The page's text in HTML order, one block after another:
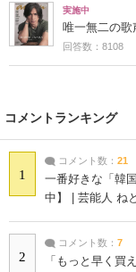
実施中
唯一無二の歌
回答数：8108
コメントランキング
1
コメント数： 21
一番好きな「韓
中】 | 芸能人 ね
2
コメント数： 7
「もっと早く買